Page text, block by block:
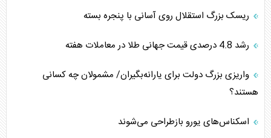
ریسک بزرگ استقلال روی آسانی با پنجره بسته
رشد 4.8 درصدی قیمت جهانی طلا در معاملات هفته
واریزی بزرگ دولت برای یارانه‌بگیران/ مشمولان چه کسانی
هستند؟
اسکناس‌های یورو بازطراحی می‌شوند